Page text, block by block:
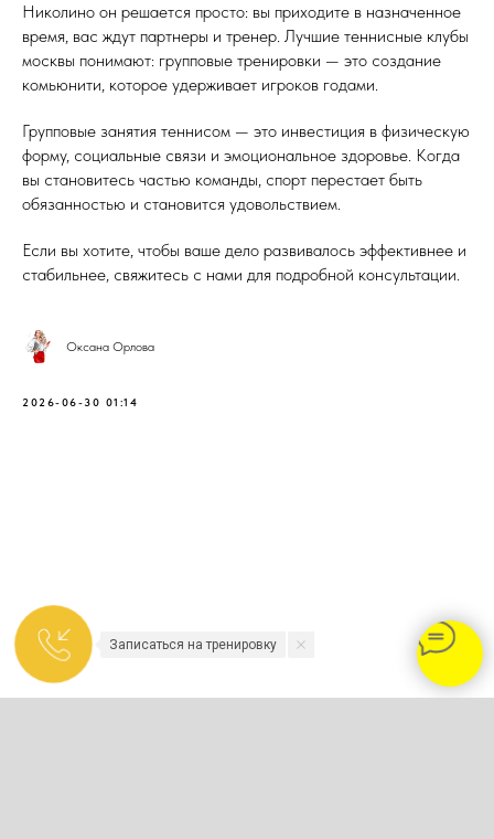
Николино он решается просто: вы приходите в назначенное
время, вас ждут партнеры и тренер. Лучшие теннисные клубы
москвы понимают: групповые тренировки — это создание
комьюнити, которое удерживает игроков годами.
Групповые занятия теннисом — это инвестиция в физическую
форму, социальные связи и эмоциональное здоровье. Когда
вы становитесь частью команды, спорт перестает быть
обязанностью и становится удовольствием.
Если вы хотите, чтобы ваше дело развивалось эффективнее и
стабильнее, свяжитесь с нами для подробной консультации.
Оксана Орлова
2026-06-30 01:14
Записаться на тренировку